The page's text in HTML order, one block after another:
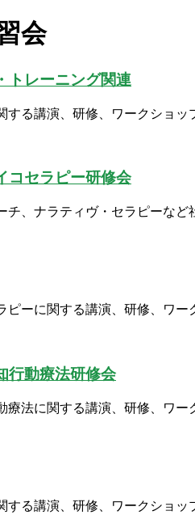
会
トレーニング関連
する講演、研修、ワークショッ
コセラピー研修会
チ、ナラティヴ・セラピーな
ピーに関する講演、研修、ワ
行動療法研修会
療法に関する講演、研修、ワー
する講演、研修、ワークショッ